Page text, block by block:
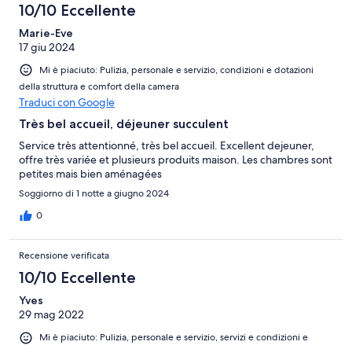
10/10 Eccellente
Marie-Eve
17 giu 2024
Mi è piaciuto: Pulizia, personale e servizio, condizioni e dotazioni
della struttura e comfort della camera
Traduci con Google
Très bel accueil, déjeuner succulent
Service très attentionné, très bel accueil. Excellent dejeuner,
offre très variée et plusieurs produits maison. Les chambres sont
petites mais bien aménagées
Soggiorno di 1 notte a giugno 2024
0
Recensione verificata
10/10 Eccellente
Yves
29 mag 2022
Mi è piaciuto: Pulizia, personale e servizio, servizi e condizioni e